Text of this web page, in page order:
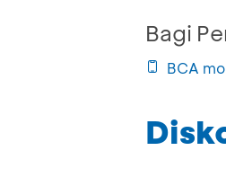
Bagi
BCA